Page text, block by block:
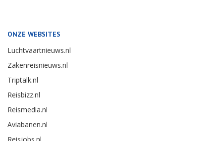
ONZE WEBSITES
Luchtvaartnieuws.nl
Zakenreisnieuws.nl
Triptalk.nl
Reisbizz.nl
Reismedia.nl
Aviabanen.nl